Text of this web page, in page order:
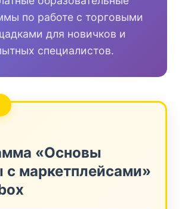
по работе с торговыми
для новичков и
специалистов.
«Основы
с маркетплейсами»